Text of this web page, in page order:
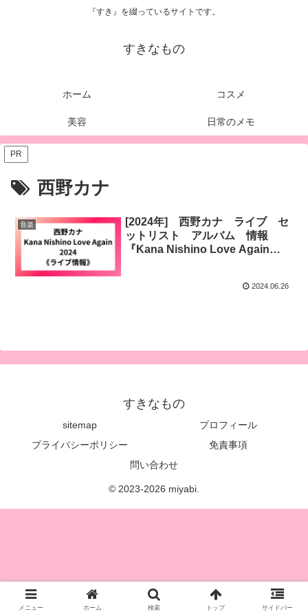
『すき』を綴っているサイトです。
すきなもの
ホーム コスメ
美容 日常のメモ
PR
西野カナ
音楽
[2024年] 西野カナ ライブ セ
ットリスト アルバム 情報
『Kana Nishino Love Again
2024.06.26
すきなもの
sitemap
プロフィール
プライバシーポリシー
免責事項
問い合わせ
© 2023-2026 miyabi.
メニュー ホーム 検索 トップ サイドバー